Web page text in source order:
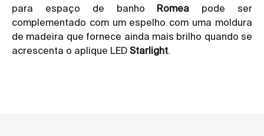
para espaço de banho Romea pode ser
complementado com um espelho com uma moldura
de madeira que fornece ainda mais brilho quando se
acrescenta o aplique LED Starlight